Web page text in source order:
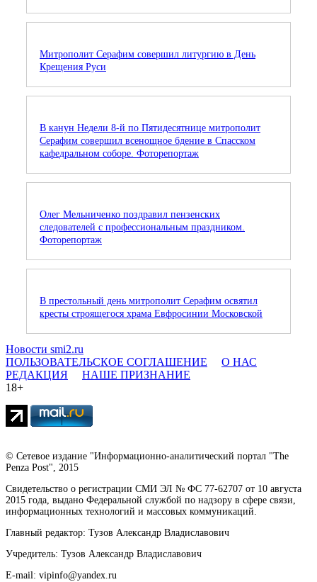
Митрополит Серафим совершил литургию в День
Крещения Руси
В канун Недели 8-й по Пятидесятнице митрополит
Серафим совершил всенощное бдение в Спасском
кафедральном соборе. Фоторепортаж
Олег Мельниченко поздравил пензенских
следователей с профессиональным праздником.
Фоторепортаж
В престольный день митрополит Серафим освятил
кресты строящегося храма Евфросинии Московской
Новости smi2.ru
ПОЛЬЗОВАТЕЛЬСКОЕ СОГЛАШЕНИЕ
О НАС
РЕДАКЦИЯ
НАШЕ ПРИЗНАНИЕ
18+
© Сетевое издание "Информационно-аналитический портал "The
Penza Post", 2015
Свидетельство о регистрации СМИ ЭЛ № ФС 77-62707 от 10 августа
2015 года, выдано Федеральной службой по надзору в сфере связи,
информационных технологий и массовых коммуникаций.
Главный редактор: Тузов Александр Владиславович
Учредитель: Тузов Александр Владиславович
E-mail: vipinfo@yandex.ru